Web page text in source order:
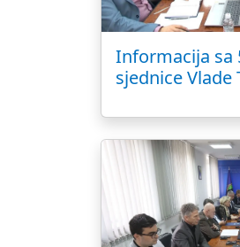
Informacija sa
sjednice Vlade